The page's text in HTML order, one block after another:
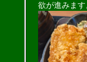
欲が進みます